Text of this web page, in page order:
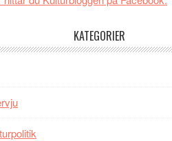
tv4
kan
KATEGORIER